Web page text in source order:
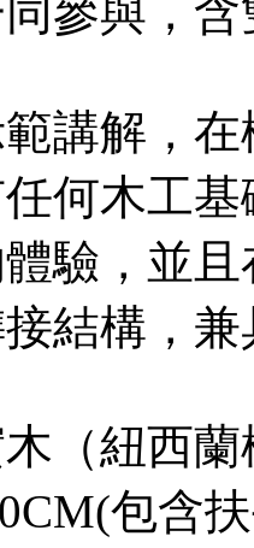
參與，
講解，
何木工基
驗，並
接結構，
（紐西
包含